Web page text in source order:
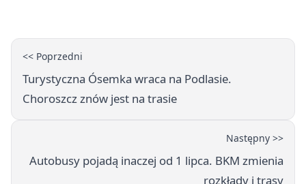
<< Poprzedni
Turystyczna Ósemka wraca na Podlasie.
Choroszcz znów jest na trasie
Następny >>
Autobusy pojadą inaczej od 1 lipca. BKM zmienia
rozkłady i trasy